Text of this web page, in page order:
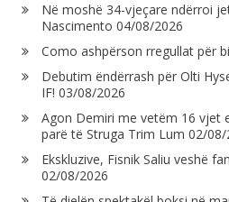
Në moshë 34-vjeçare ndërroi
Nascimento 04/08/2026
Como ashpërson rregullat për
Debutim ëndërrash për Olti
IF! 03/08/2026
Agon Demiri me vetëm 16 vjet
parë të Struga Trim Lum 02/08/
Ekskluzive, Fisnik Saliu veshë
02/08/2026